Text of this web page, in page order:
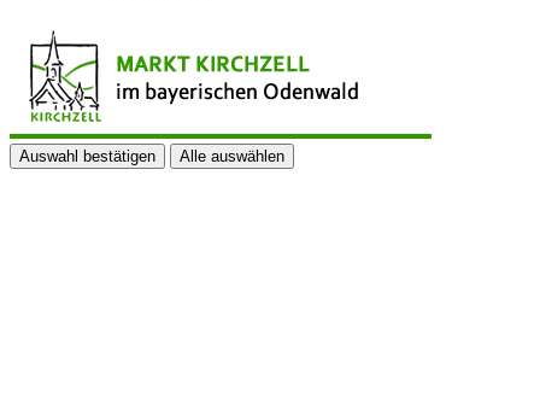
Auswahl bestätigen Alle auswählen